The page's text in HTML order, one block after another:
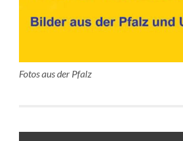
Fotos aus der Pfalz